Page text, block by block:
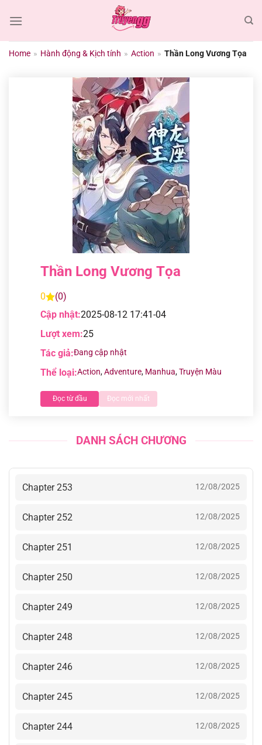
đến
dungHome » Hành động & Kịch tính » Action » Thần Long Vương Tọa
Thần Long Vương Tọa
0
(0)
Cập nhật:2025-08-12 17:41-04
Lượt xem:25
Tác giả:Đang cập nhật
Thể loại:Action,Adventure, Manhua,Truyện Màu
Đọc từ đầu Đọc mới nhất
DANH SÁCH CHƯƠNG
Chapter 253 12/08/2025
Chapter 252 12/08/2025
Chapter 251 12/08/2025
Chapter 250 12/08/2025
Chapter 249 12/08/2025
Chapter 248 12/08/2025
Chapter 246 12/08/2025
Chapter 245 12/08/2025
Chapter 244 12/08/2025